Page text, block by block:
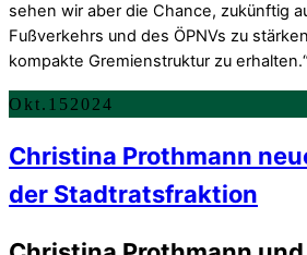
sehen wir aber die Chance, zukünftig
Fußverkehrs und des ÖPNVs zu
kompakte Gremienstruktur zu
Okt. 152024
Christina Prothmann
der Stadtratsfraktion